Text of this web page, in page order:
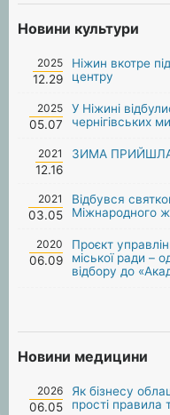
Новини культури
2025
12.29
Ніжин вкотре
центру
2025
05.07
У Ніжині
чернігівських
2021
12.16
ЗИМА
2021
03.05
Відбувся
Міжнародного
2020
06.09
Проєкт
міської ради –
відбору до
Новини медицини
2026
06.05
Як бізнесу
прості правила